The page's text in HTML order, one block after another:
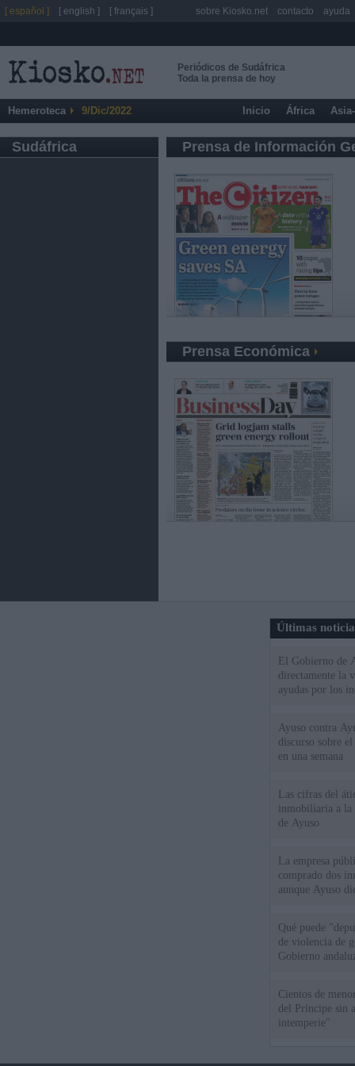
Periódicos de Sudáfrica
Toda la prensa de hoy
Hemeroteca 9/Dic/2022 Inicio África
Sudáfrica Prensa de Información
Prensa Económica
Últimas
El Gobierno de
directamente la
ayudas por los
Ayuso contra
discurso sobre
en una semana
Las cifras del
inmobiliaria a la
de Ayuso
La empresa
comprado dos
aunque Ayuso
Qué puede
de violencia de
Gobierno
Cientos de
del Príncipe sin
intemperie"
[ español ] [ english ] [ français ] sobre Kiosko.net contacto ayuda